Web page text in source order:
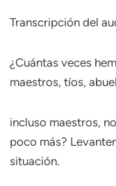
Transcripción del
¿Cuántas veces
maestros, tíos,
incluso maestros,
poco más?
situación.